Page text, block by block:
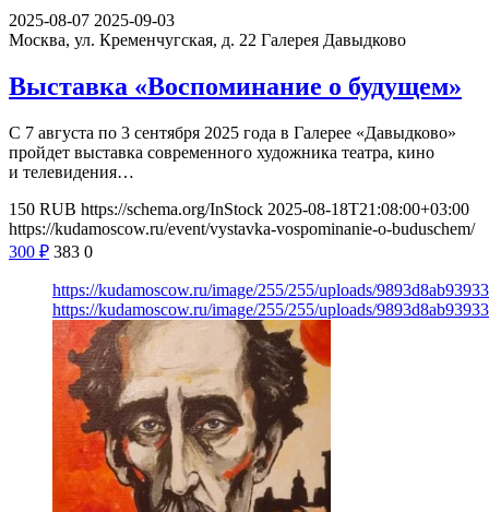
2025-08-07 2025-09-03
Москва, ул. Кременчугская, д. 22 Галерея Давыдково
Выставка «Воспоминание о будущем»
С 7 августа по 3 сентября 2025 года в Галерее «Давыдково»
пройдет выставка современного художника театра, кино
и телевидения…
150 RUB https://schema.org/InStock 2025-08-18T21:08:00+03:00
https://kudamoscow.ru/event/vystavka-vospominanie-o-buduschem/
300 ₽ 383 0
https://kudamoscow.ru/image/255/255/uploads/
https://kudamoscow.ru/image/255/255/uploads/